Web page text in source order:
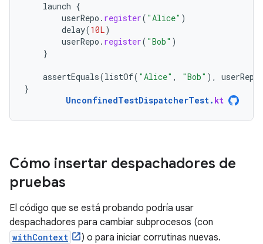
launch {
userRepo . register( "Alice" )
delay(10L)
userRepo . register( "Bob" )
}
assertEquals(listOf( "Alice" , "Bob" ), userRepo
}
UnconfinedTestDispatcherTest. kt
Cómo insertar despachadores de
pruebas
El código que se está probando podría usar
despachadores para cambiar subprocesos (con
withContext
) o para iniciar corrutinas nuevas.